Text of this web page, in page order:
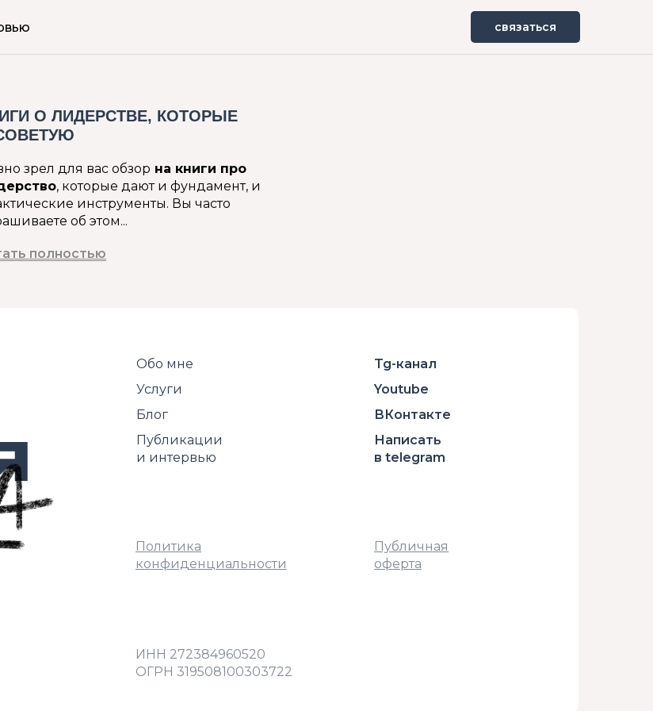
связаться
О ЛИДЕРСТВЕ, КОТОРЫЕ
зрел для вас обзор на книги про
, которые дают и фундамент, и
инструменты. Вы часто
об этом...
полностью
ИНН 272384960520
ОГРН 319508100303722
Политика
конфиденциальности
Публичная
оферта
Обо мне
Услуги
Блог
Tg-канал
Youtube
ВКонтакте
Написать
в telegram
Публикации
и интервью